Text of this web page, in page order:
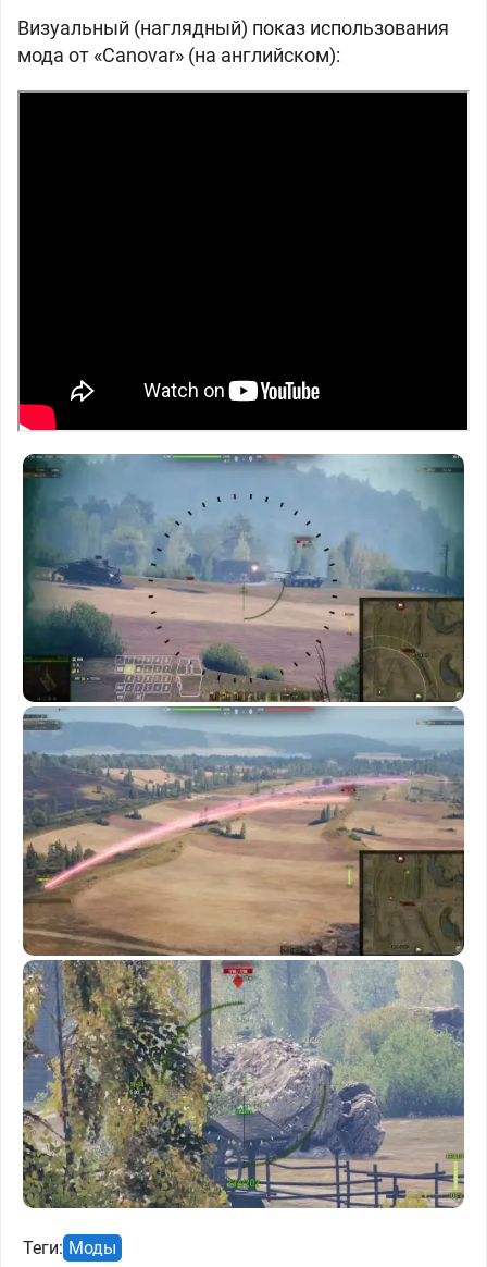
Визуальный (наглядный) показ использования
мода от «Canovar» (на английском):
Теги: Моды